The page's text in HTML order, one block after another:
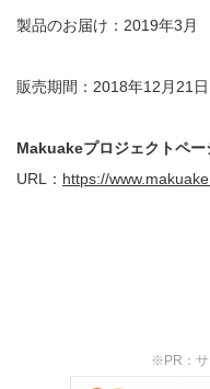
製品のお届け：2019年3月
販売期間： 2018年12 月21
Makuakeプロジェクトペー
URL
： https://
※PR：サ